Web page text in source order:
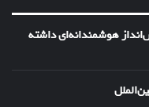
هوشمندانه‌ای داشته